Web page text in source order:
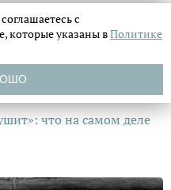
что на самом деле
с
которые указаны вПолитике